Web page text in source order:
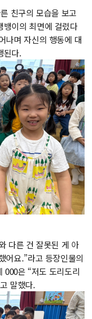
친구의 모습을 보고
이의 최면에 걸렸다
나며 자신의 행동에 대
된다.
다른 건 잘못된 게 아
어요.”라고 등장인물의
000은 “저도 도리도리
말했다.